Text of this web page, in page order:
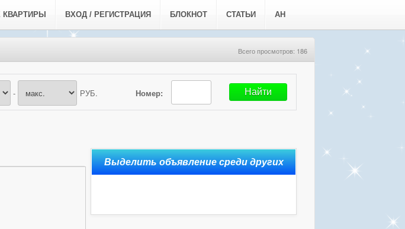
КВАРТИРЫ ВХОД / РЕГИСТРАЦИЯ БЛОКНОТ СТАТЬИ АН
Всего просмотров: 186
Номер:
- РУБ.